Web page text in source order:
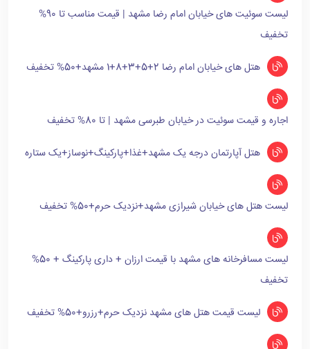
لیست سوئیت های خیابان امام رضا مشهد | قیمت مناسب تا 90%
تخفیف
هتل های خیابان امام رضا 2+5+3+8+1 مشهد+50% تخفیف
اجاره و قیمت سوئیت در خیابان طبرسی مشهد | تا 80% تخفیف
هتل آپارتمان درجه یک مشهد+غذا+پارکینگ+نوساز+یک ستاره
لیست هتل های خیابان شیرازی مشهد+نزدیک حرم+50% تخفیف
لیست مسافرخانه های مشهد با قیمت ارزان + داری پارکینگ + 50%
تخفیف
لیست قیمت هتل های مشهد نزدیک حرم+رزرو+50% تخفیف